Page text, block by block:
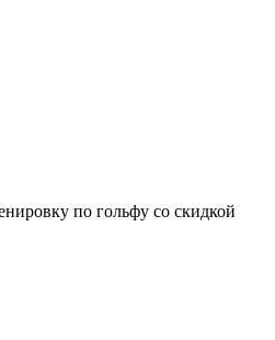
по гольфу со скидкой